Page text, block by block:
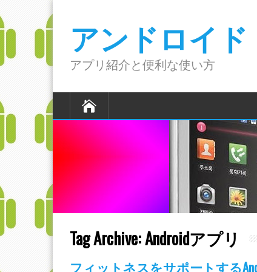
アンドロイド
アプリ紹介と便利な使い方
Tag Archive:Androidアプリ
フィットネスをサポートする